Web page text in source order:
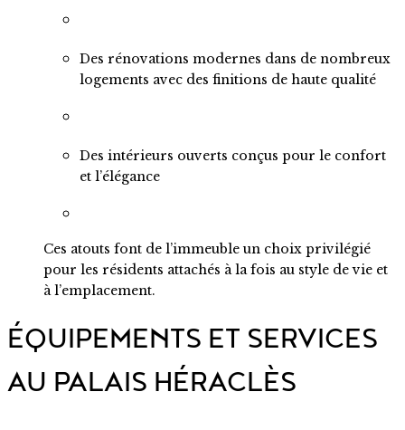
Des rénovations modernes dans de nombreux
logements avec des finitions de haute qualité
Des intérieurs ouverts conçus pour le confort
et l’élégance
Ces atouts font de l’immeuble un choix privilégié
pour les résidents attachés à la fois au style de vie et
à l’emplacement.
ÉQUIPEMENTS ET SERVICES
AU PALAIS HÉRACLÈS